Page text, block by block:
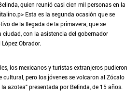
quien reunió casi cien mil personas en la
Esta es la segunda ocasión que se
de la llegada de la primavera, que se
ciudad, con la asistencia del gobernador
Obrador.
los mexicanos y turistas extranjeros pudieron
cultural, pero los jóvenes se volcaron al Zócalo
azotea" presentada por Belinda, de 15 años.